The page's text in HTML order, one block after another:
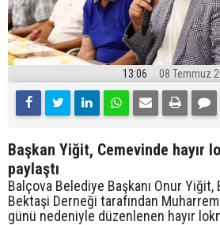
13:06 08 Temmuz
Başkan Yiğit, Cemevinde hayır
paylaştı
Balçova Belediye Başkanı Onur Yiğit,
Bektaşi Derneği tarafından Muharrem
günü nedeniyle düzenlenen hayır